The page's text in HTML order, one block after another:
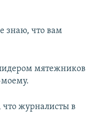
знаю, что вам
мятежников
моему.
журналисты в